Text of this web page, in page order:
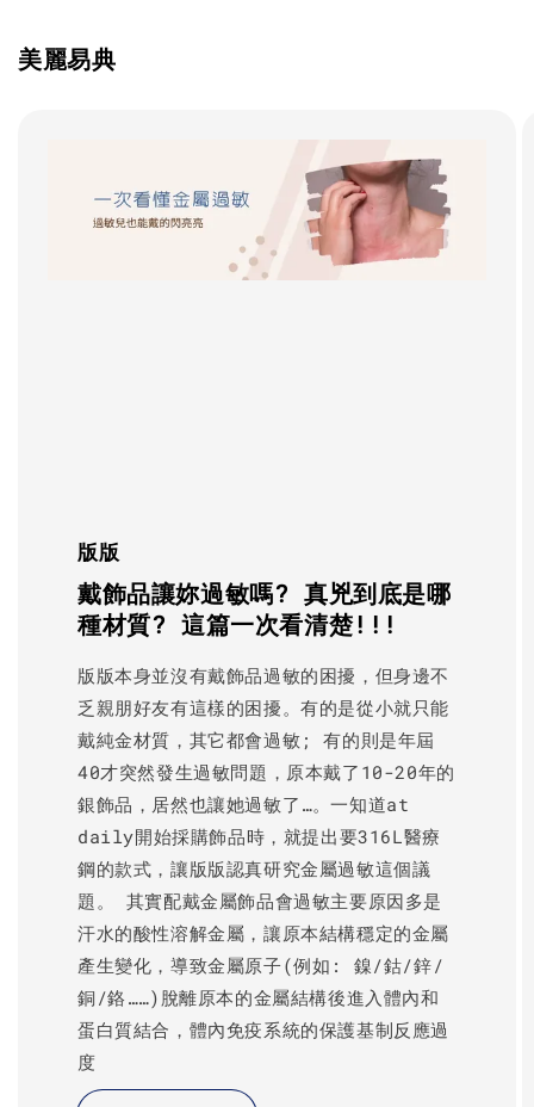
美麗易典
版版
戴飾品讓妳過敏嗎? 真兇到底是哪
種材質? 這篇一次看清楚!!!
版版本身並沒有戴飾品過敏的困擾，但身邊不
乏親朋好友有這樣的困擾。有的是從小就只能
戴純金材質，其它都會過敏; 有的則是年屆
40才突然發生過敏問題，原本戴了10-20年的
銀飾品，居然也讓她過敏了…。一知道at
daily開始採購飾品時，就提出要316L醫療
鋼的款式，讓版版認真研究金屬過敏這個議
題。 其實配戴金屬飾品會過敏主要原因多是
汗水的酸性溶解金屬，讓原本結構穩定的金屬
產生變化，導致金屬原子(例如: 鎳/鈷/鋅/
銅/鉻……)脫離原本的金屬結構後進入體內和
蛋白質結合，體內免疫系統的保護基制反應過
度